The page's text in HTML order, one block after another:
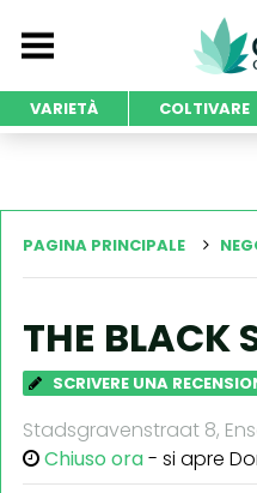
VARIETÀ COLTIVARE
PAGINA PRINCIPALE
THE BLACK
SCRIVERE UNA
Stadsgravenstraat 8,
Chiuso ora- si apre